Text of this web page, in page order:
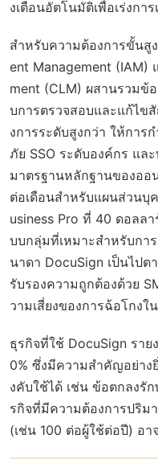
งเตือนอัตโนมัติเพื่อเร่งกา
สำหรับความต้องการขั้นสู
ent Management (IAM)
ment (CLM) ผสานรวมข้
บการตรวจสอบและแก้ไข
งการระดับสูงกว่า ให้กา
ภัย SSO ระดับองค์กร แล
มาตรฐานหลักฐานของออ
ต่อเดือนสำหรับแผนส่วนบุ
usiness Pro ที่ 40 ดอลล
บบกลุ่มที่เหมาะสำหรับกา
นาดา DocuSign เป็นไปต
รับรองความถูกต้องด้วย
วามเสี่ยงของการฉ้อโกงใ
ธุรกิจที่ใช้ DocuSign รา
0% ซึ่งมีความสำคัญอย่าง
งคับใช้ได้ เช่น ข้อตกลงรั
รกิจที่มีความต้องการปริ
(เช่น 100 ต่อผู้ใช้ต่อปี) อ